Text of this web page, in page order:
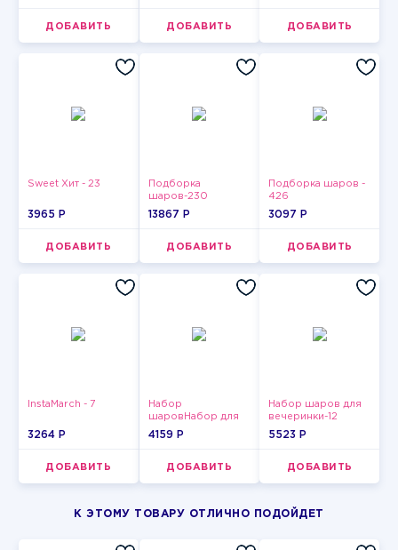
ДОБАВИТЬ ДОБАВИТЬ ДОБАВИТЬ
Sweet Хит - 23
3965 P
ДОБАВИТЬ
Подборка
шаров-230
13867 P
ДОБАВИТЬ
Подборка шаров -
426
3097 P
ДОБАВИТЬ
InstaMarch - 7
3264 P
ДОБАВИТЬ
Набор
шаровНабор для
мужчин-9
4159 P
ДОБАВИТЬ
Набор шаров для
вечеринки-12
5523 P
ДОБАВИТЬ
К ЭТОМУ ТОВАРУ ОТЛИЧНО ПОДОЙДЕТ